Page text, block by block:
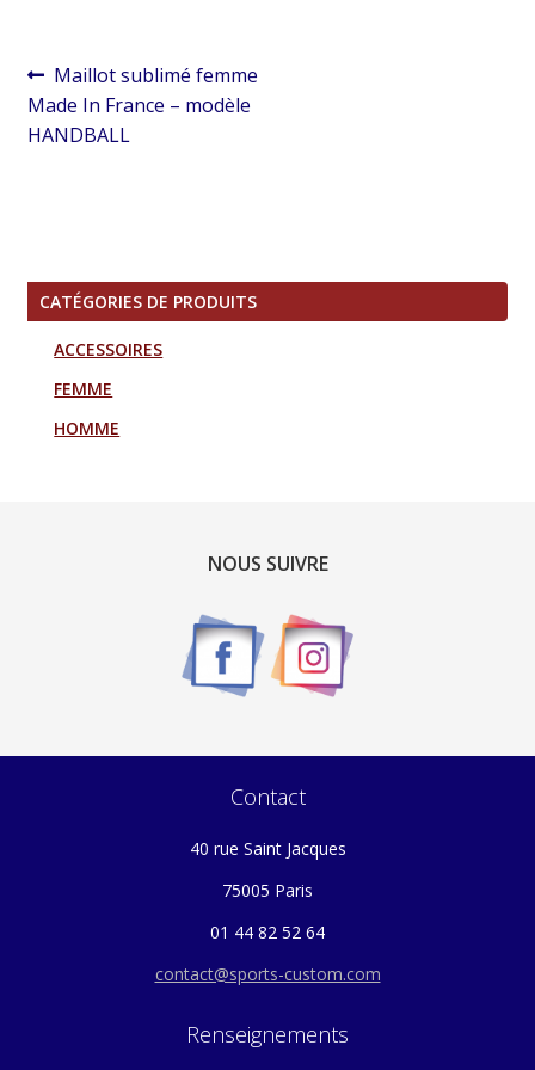
Navigation
de
l’article
Article
précédent :
Maillot sublimé femme
Made In France – modèle
HANDBALL
CATÉGORIES DE PRODUITS
ACCESSOIRES
FEMME
HOMME
NOUS SUIVRE
Contact
40 rue Saint Jacques
75005 Paris
01 44 82 52 64
contact@sports-custom.com
Renseignements